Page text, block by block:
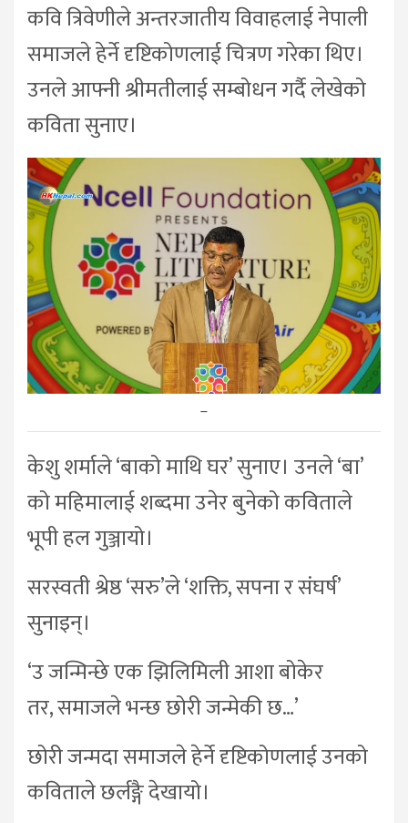
कवि त्रिवेणीले अन्तरजातीय विवाहलाई नेपाली
समाजले हेर्ने दृष्टिकोणलाई चित्रण गरेका थिए।
उनले आफ्नी श्रीमतीलाई सम्बोधन गर्दै लेखेको
कविता सुनाए।
–
केशु शर्माले ‘बाको माथि घर’ सुनाए। उनले ‘बा’
को महिमालाई शब्दमा उनेर बुनेको कविताले
भूपी हल गुञ्जायो।
सरस्वती श्रेष्ठ ‘सरु’ले ‘शक्ति, सपना र संघर्ष’
सुनाइन्।
‘उ जन्मिन्छे एक झिलिमिली आशा बोकेर
तर, समाजले भन्छ छोरी जन्मेकी छ…’
छोरी जन्मदा समाजले हेर्ने दृष्टिकोणलाई उनको
कविताले छर्लङ्गै देखायो।